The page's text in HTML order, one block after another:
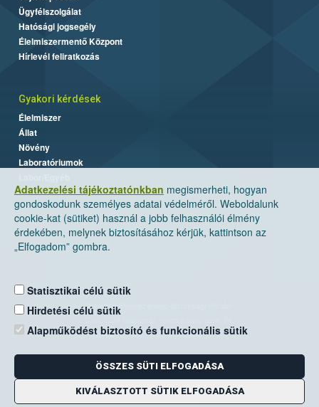
Adatkezelési tájékoztatónkban megismerheti, hogyan
gondoskodunk személyes adatai védelméről. Weboldalunk
cookie-kat (sütiket) használ a jobb felhasználói élmény
érdekében, melynek biztosításához kérjük, kattintson az
„Elfogadom” gombra.
Statisztikai célú sütik
Hirdetési célú sütik
Alapműködést biztosító és funkcionális sütik
ÖSSZES SÜTI ELFOGADÁSA
KIVÁLASZTOTT SÜTIK ELFOGADÁSA
Ügyfélszolgálat
Hatósági jogsegély
Élelmiszermentő Központ
Hírlevél feliratkozás
Gyakori kérdések
Élelmiszer
Állat
Növény
Laboratóriumok
Nemzeti Élelmiszerlánc-biztonsági Hivatal
Levelezési cím: 1525 Budapest. Pf. 30.
E-mail:ugyfelszolgalat@nebih.gov.hu
Zöld szám: 06-80/263-244
Telefon: 06-1/ 336-9000